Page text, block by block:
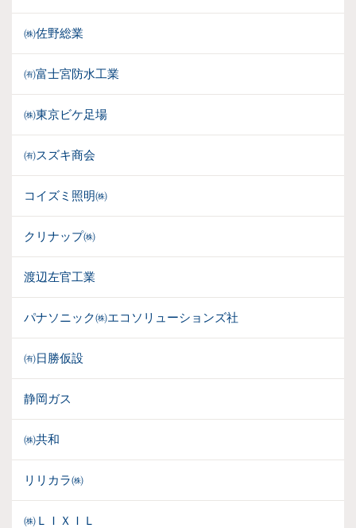
㈱佐野総業
㈲富士宮防水工業
㈱東京ビケ足場
㈲スズキ商会
コイズミ照明㈱
クリナップ㈱
渡辺左官工業
パナソニック㈱エコソリューションズ社
㈲日勝仮設
静岡ガス
㈱共和
リリカラ㈱
㈱ＬＩＸＩＬ